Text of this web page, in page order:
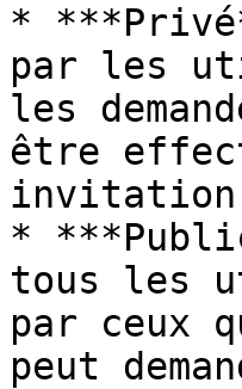
*
par les
les
être
*
tous les
par ceux
peut